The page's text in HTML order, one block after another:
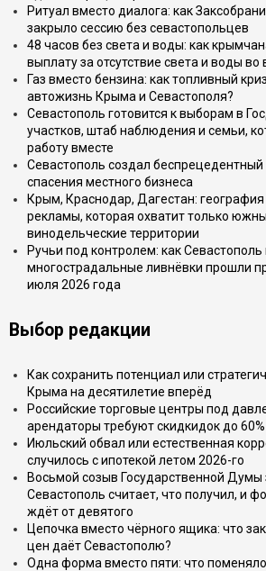
Ритуал вместо диалога: как
закрыло сессию без севастопольцев
48 часов без света и воды: как
выплату за отсутствие света и воды во
Газ вместо бензина: как топливный
автожизнь Крыма и Севастополя?
Севастополь готовится к выборам в
участков, штаб наблюдения и семьи,
работу вместе
Севастополь создал
спасения местного бизнеса
Крым, Краснодар, Дагестан:
рекламы, которая охватит только
винодельческие территории
Ручьи под контролем: как Севастополь
многострадальные ливнёвки прошли
июля 2026 года
Выбор редакции
Как сохранить потенциал или
Крыма на десятилетие вперёд
Российские торговые центры под
арендаторы требуют скидкидок до 60%
Июльский обвал или естественная
случилось с ипотекой летом 2026-го
Восьмой созыв Государственной Думы
Севастополь считает, что получил, и
ждёт от девятого
Цепочка вместо чёрного ящика: что
цен даёт Севастополю?
Одна форма вместо пяти: что